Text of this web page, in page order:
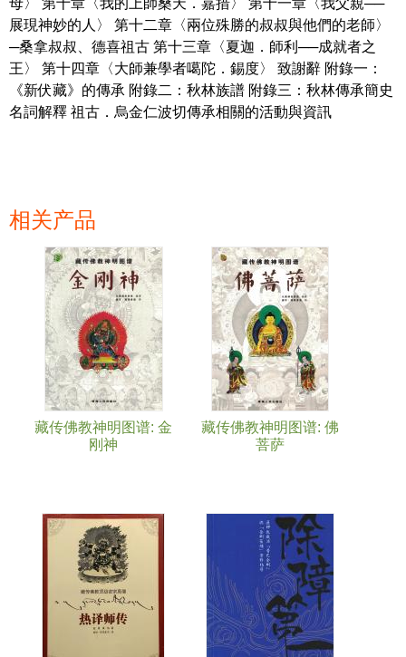
展現神妙的人〉 第十二章〈兩位殊勝的叔叔與他們的老師〉
─桑拿叔叔、德喜祖古 第十三章〈夏迦．師利──成就者之
王〉 第十四章〈大師兼學者噶陀．錫度〉 致謝辭 附錄一：
《新伏藏》的傳承 附錄二：秋林族譜 附錄三：秋林傳承簡史
名詞解釋 祖古．烏金仁波切傳承相關的活動與資訊
相关产品
藏传佛教神明图谱: 金
刚神
藏传佛教神明图谱: 佛
菩萨
页面